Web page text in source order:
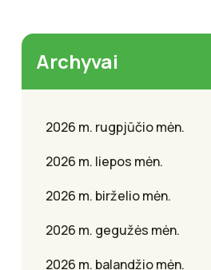
Archyvai
2026 m. rugpjūčio mėn.
2026 m. liepos mėn.
2026 m. birželio mėn.
2026 m. gegužės mėn.
2026 m. balandžio mėn.